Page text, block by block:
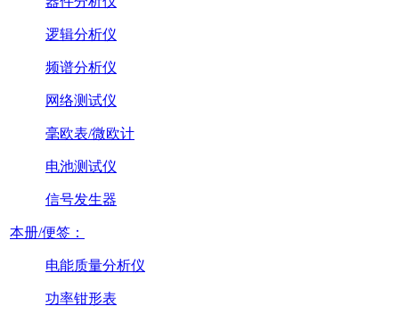
逻辑分析仪
频谱分析仪
网络测试仪
毫欧表/微欧计
电池测试仪
信号发生器
本册/便签：
电能质量分析仪
功率钳形表